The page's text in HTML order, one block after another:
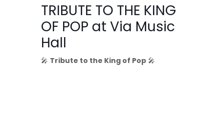
TRIBUTE TO THE KING
OF POP at Via Music
Hall
🎤 Tribute to the King of Pop 🎤